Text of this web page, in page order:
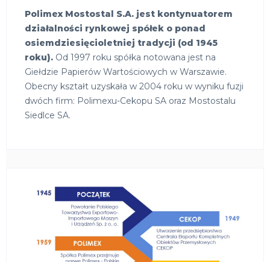
Polimex Mostostal S.A. jest kontynuatorem
działalności rynkowej spółek o ponad
osiemdziesięcioletniej tradycji (od 1945
roku). Od 1997 roku spółka notowana jest na
Giełdzie Papierów Wartościowych w Warszawie.
Obecny kształt uzyskała w 2004 roku w wyniku fuzji
dwóch firm: Polimexu-Cekopu SA oraz Mostostalu
Siedlce SA.